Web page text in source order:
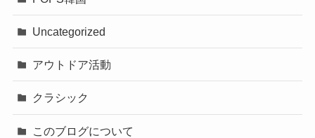
Uncategorized
アウトドア活動
クラシック
このブログについて